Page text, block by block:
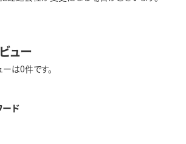
ュー
は0件です。
ド